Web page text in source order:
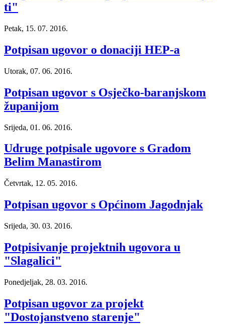
ti"
Petak, 15. 07. 2016.
Potpisan ugovor o donaciji HEP-a
Utorak, 07. 06. 2016.
Potpisan ugovor s Osječko-baranjskom
županijom
Srijeda, 01. 06. 2016.
Udruge potpisale ugovore s Gradom
Belim Manastirom
Četvrtak, 12. 05. 2016.
Potpisan ugovor s Općinom Jagodnjak
Srijeda, 30. 03. 2016.
Potpisivanje projektnih ugovora u
"Slagalici"
Ponedjeljak, 28. 03. 2016.
Potpisan ugovor za projekt
"Dostojanstveno starenje"